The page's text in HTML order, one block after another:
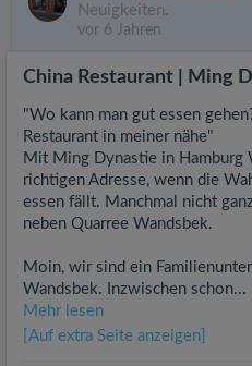
Neuigkeiten.
vor 6 Jahren
China Restaurant | Ming
"Wo kann man gut essen
Restaurant in meiner nähe"
Mit Ming Dynastie in Hamburg
richtigen Adresse, wenn die
essen fällt. Manchmal nicht
neben Quarree Wandsbek.
Moin, wir sind ein
Wandsbek. Inzwischen schon...
Mehr lesen
[Auf extra Seite anzeigen]